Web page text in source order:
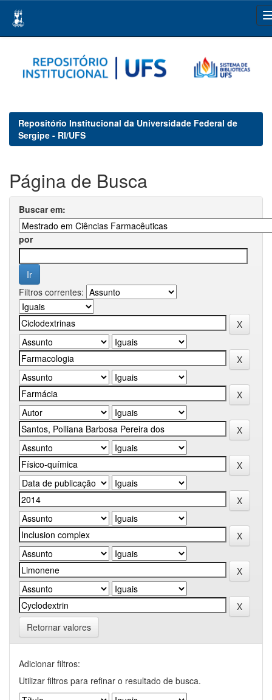
navigation
Repositório Institucional da Universidade Federal de
Sergipe - RI/UFS
Página de Busca
Buscar em:
por
Filtros correntes:
Retornar valores
Adicionar filtros:
Utilizar filtros para refinar o resultado de busca.